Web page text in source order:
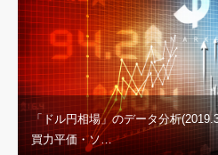
「ドル円相場」のデータ分析
買力平価・ソ…